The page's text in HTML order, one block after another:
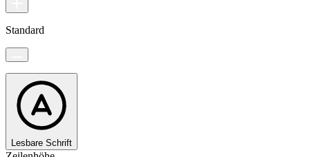
Standard
Lesbare Schrift